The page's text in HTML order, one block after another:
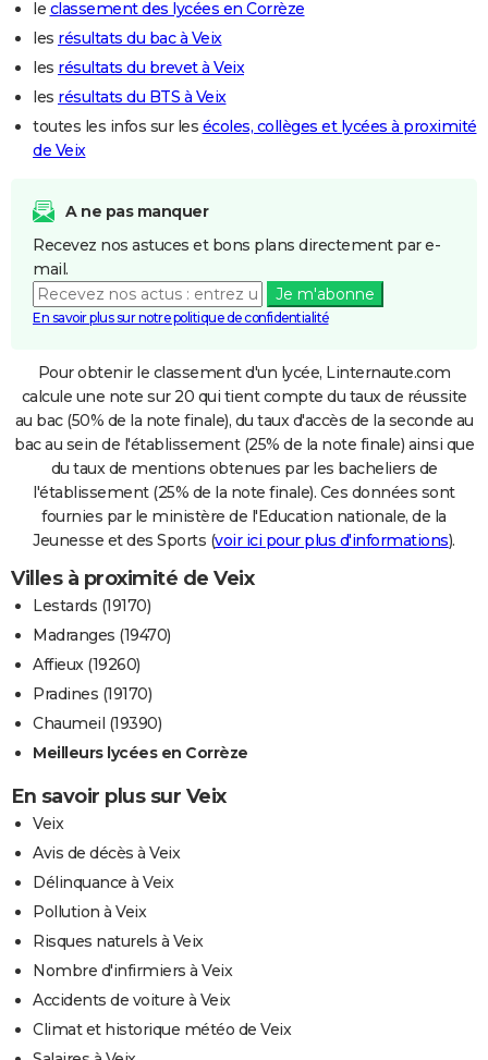
le classement des lycées en Corrèze
les résultats du bac à Veix
les résultats du brevet à Veix
les résultats du BTS à Veix
toutes les infos sur les écoles, collèges et lycées à proximité
de Veix
A ne pas manquer
Recevez nos astuces et bons plans directement par e-
mail.
Je m'abonne
En savoir plus sur notre politique de confidentialité
Pour obtenir le classement d'un lycée, Linternaute.com
calcule une note sur 20 qui tient compte du taux de réussite
au bac (50% de la note finale), du taux d'accès de la seconde au
bac au sein de l'établissement (25% de la note finale) ainsi que
du taux de mentions obtenues par les bacheliers de
l'établissement (25% de la note finale). Ces données sont
fournies par le ministère de l'Education nationale, de la
Jeunesse et des Sports (voir ici pour plus d'informations).
Villes à proximité de Veix
Lestards (19170)
Madranges (19470)
Affieux (19260)
Pradines (19170)
Chaumeil (19390)
Meilleurs lycées en Corrèze
En savoir plus sur Veix
Veix
Avis de décès à Veix
Délinquance à Veix
Pollution à Veix
Risques naturels à Veix
Nombre d'infirmiers à Veix
Accidents de voiture à Veix
Climat et historique météo de Veix